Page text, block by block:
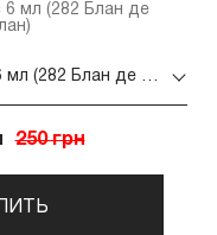
6 мл (282 Блан де
Гель-лак E MiLac 6 мл (282 Блан де блан)
250 грн